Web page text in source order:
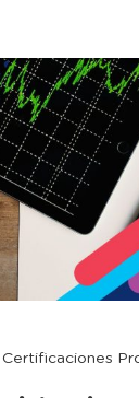
Certificaciones